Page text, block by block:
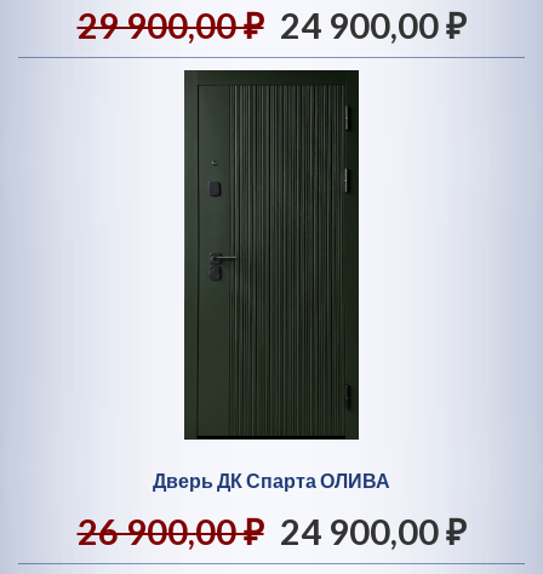
29 900,00 ₽ 24 900,00 ₽
Дверь ДК Спарта ОЛИВА
26 900,00 ₽ 24 900,00 ₽